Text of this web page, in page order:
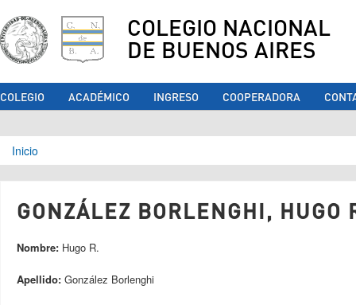
COLEGIO NACIONAL
DE BUENOS AIRES
COLEGIO ACADÉMICO INGRESO COOPERADORA
Se encuentra usted aquí
Inicio
GONZÁLEZ BORLENGHI, HUGO
Nombre: Hugo R.
Apellido: González Borlenghi